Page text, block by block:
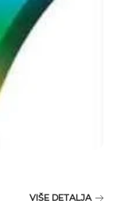
VIŠE DETALJA